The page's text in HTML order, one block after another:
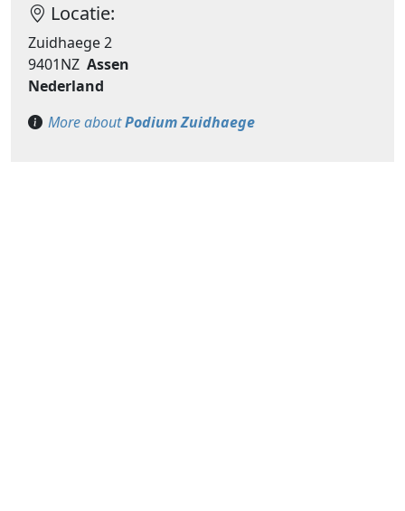
Locatie:
Zuidhaege 2
9401NZ Assen
Nederland
More aboutPodium Zuidhaege